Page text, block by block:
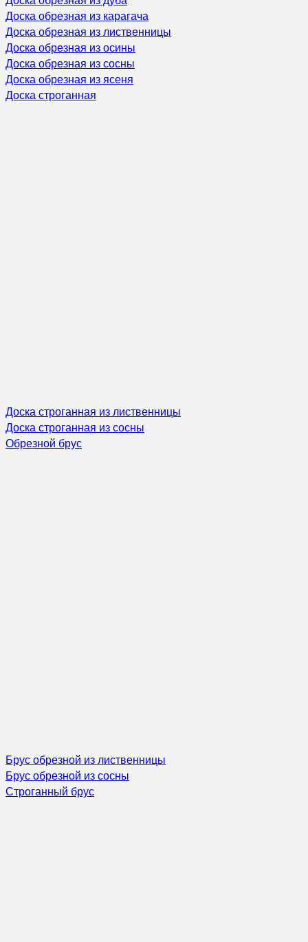
Доска обрезная из карагача
Доска обрезная из лиственницы
Доска обрезная из осины
Доска обрезная из сосны
Доска обрезная из ясеня
Доска строганная
Доска строганная из лиственницы
Доска строганная из сосны
Обрезной брус
Брус обрезной из лиственницы
Брус обрезной из сосны
Строганный брус